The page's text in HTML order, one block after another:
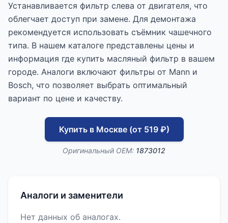
Устанавливается фильтр слева от двигателя, что
облегчает доступ при замене. Для демонтажа
рекомендуется использовать съёмник чашечного
типа. В нашем каталоге представлены цены и
информация где купить масляный фильтр в вашем
городе. Аналоги включают фильтры от Mann и
Bosch, что позволяет выбрать оптимальный
вариант по цене и качеству.
Купить в Москве (от 519 ₽)
Оригинальный OEM: 1873012
Аналоги и заменители
Нет данных об аналогах.